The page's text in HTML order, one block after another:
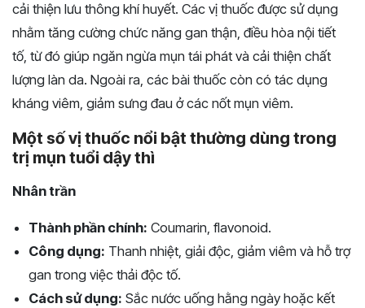
cải thiện lưu thông khí huyết. Các vị thuốc được sử dụng
nhằm tăng cường chức năng gan thận, điều hòa nội tiết
tố, từ đó giúp ngăn ngừa mụn tái phát và cải thiện chất
lượng làn da. Ngoài ra, các bài thuốc còn có tác dụng
kháng viêm, giảm sưng đau ở các nốt mụn viêm.
Một số vị thuốc nổi bật thường dùng trong
trị mụn tuổi dậy thì
Nhân trần
Thành phần chính: Coumarin, flavonoid.
Công dụng: Thanh nhiệt, giải độc, giảm viêm và hỗ trợ
gan trong việc thải độc tố.
Cách sử dụng: Sắc nước uống hằng ngày hoặc kết